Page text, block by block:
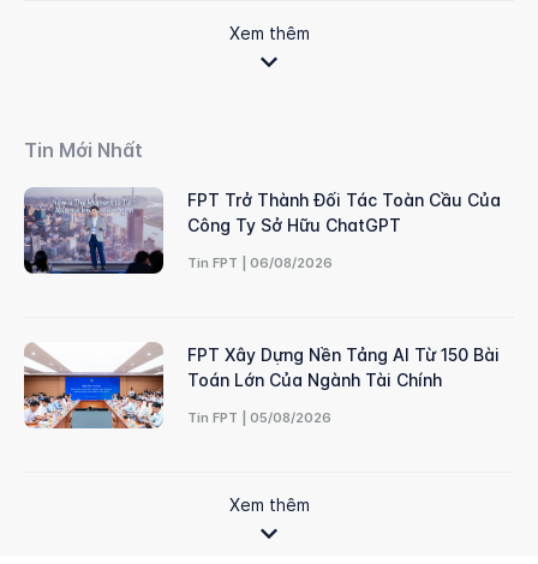
Xem thêm
Tin Mới Nhất
FPT Trở Thành Đối Tác Toàn Cầu Của
Công Ty Sở Hữu ChatGPT
Tin FPT | 06/08/2026
FPT Xây Dựng Nền Tảng AI Từ 150 Bài
Toán Lớn Của Ngành Tài Chính
Tin FPT | 05/08/2026
Xem thêm